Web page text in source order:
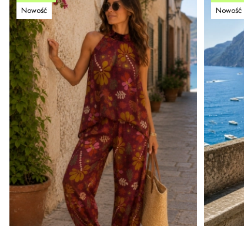
Nowość
Nowość